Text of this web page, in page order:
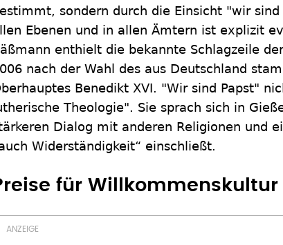
sondern durch die Einsicht "wir
Ebenen und in allen Ämtern ist explizit
enthielt die bekannte Schlagzeile
nach der Wahl des aus Deutschland
Benedikt XVI. "Wir sind Papst"
Theologie". Sie sprach sich in
Dialog mit anderen Religionen und
Widerständigkeit“ einschließt.
für